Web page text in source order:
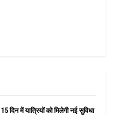
दिन में यात्रियों को मिलेगी नई सुविधा